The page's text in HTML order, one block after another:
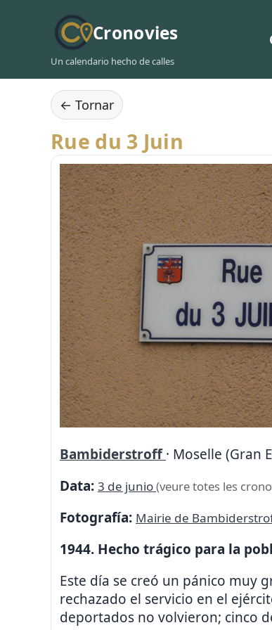
Cronovies
Un calendario hecho de calles
← Tornar
Rue du 3 Juin
Bambiderstroff· Moselle (Gran
Data: 3 de junio(veure totes les
Fotografía: Mairie de
1944. Hecho trágico para la
Este día se creó un pánico muy
rechazado el servicio en el
deportados no volvieron; cinco